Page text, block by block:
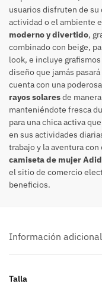
usuarios disfruten de
actividad o el ambiente
moderno y divertido,
combinado con beige,
look, e incluye
diseño que jamás
cuenta con una
rayos solaresde
manteniéndote fresca
para una chica activa
en sus actividades
trabajo y la aventura
camiseta de mujer
el sitio de comercio
beneficios.
Información adicional
Talla